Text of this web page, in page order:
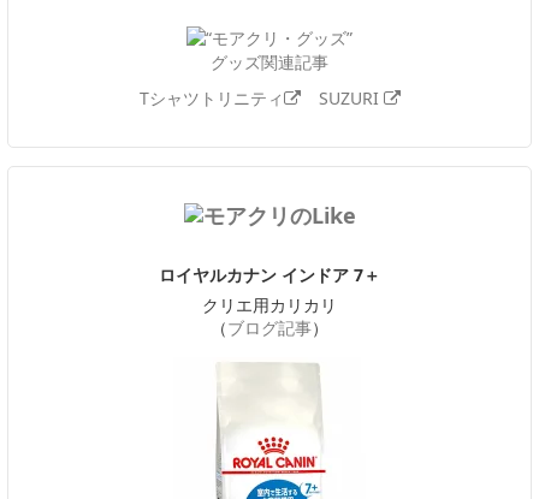
グッズ関連記事
Tシャツトリニティ
SUZURI
ロイヤルカナン インドア 7＋
クリエ用カリカリ
（ブログ記事）